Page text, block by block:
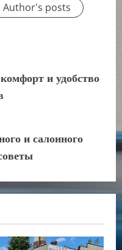
Author's posts
и удобство
и салонного